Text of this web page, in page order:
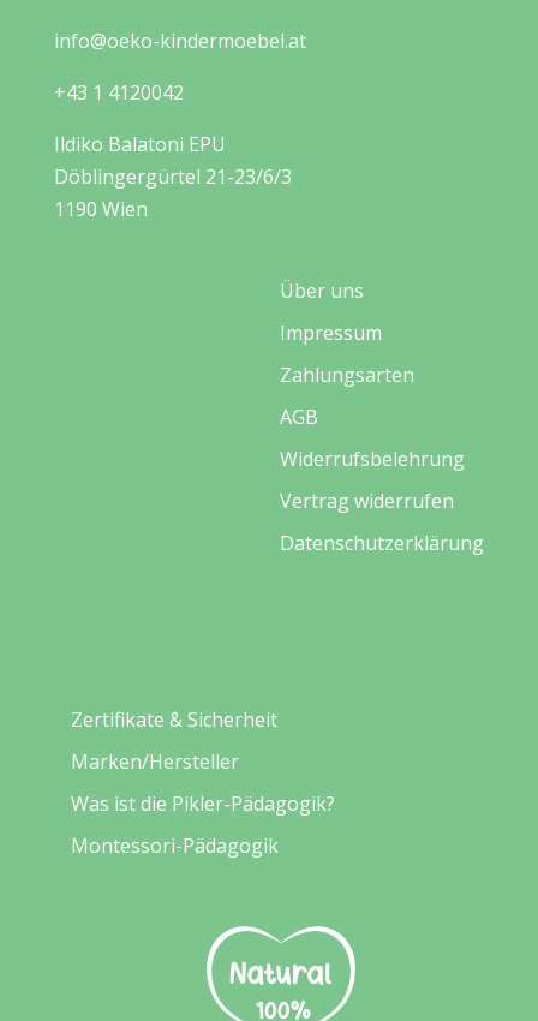
info@oeko-kindermoebel.at
+43 1 4120042
Ildiko Balatoni EPU
Döblingergürtel 21-23/6/3
1190 Wien
Über uns
Impressum
Zahlungsarten
AGB
Widerrufsbelehrung
Vertrag widerrufen
Datenschutzerklärung
Zertifikate & Sicherheit
Marken/Hersteller
Was ist die Pikler-Pädagogik?
Montessori-Pädagogik